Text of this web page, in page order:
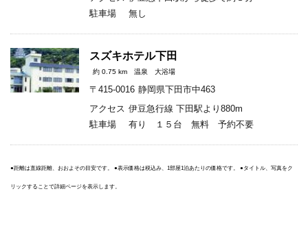
駐車場
無し
スズキホテル下田
約 0.75 km 温泉 大浴場
〒415-0016 静岡県下田市中463
アクセス 伊豆急行線 下田駅より880m
駐車場
有り １５台 無料 予約不要
●距離は直線距離、おおよその目安です。 ●表示価格は税込み、1部屋1泊あたりの価格です。 ●タイトル、写真をク
リックすることで詳細ページを表示します。